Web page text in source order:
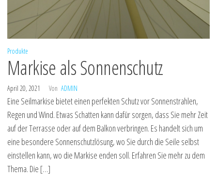
Produkte
Markise als Sonnenschutz
April 20, 2021 Von ADMIN
Eine Seilmarkise bietet einen perfekten Schutz vor Sonnenstrahlen,
Regen und Wind. Etwas Schatten kann dafür sorgen, dass Sie mehr Zeit
auf der Terrasse oder auf dem Balkon verbringen. Es handelt sich um
eine besondere Sonnenschutzlösung, wo Sie durch die Seile selbst
einstellen kann, wo die Markise enden soll. Erfahren Sie mehr zu dem
Thema. Die […]